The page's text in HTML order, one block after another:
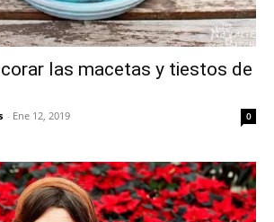
las macetas y tiestos de
- Ene 12, 2019 0